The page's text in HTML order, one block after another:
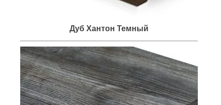
Дуб Хантон Темный